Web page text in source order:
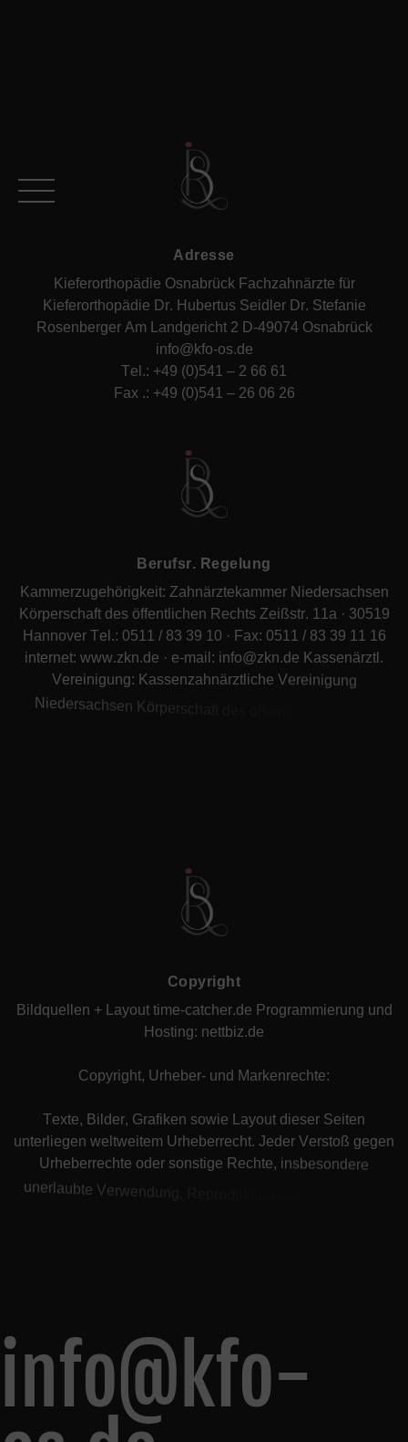
Ad resse
Kieferorthopäd ie Osnabrück Fac hza hnärzte für
Kieferorthopäd ie Dr. H ubertus Seid er Dr. Stefanie
Rosenberger Am and geric ht 2 D-49074 Osnabrück
info@kfo-os.d e
Te .: +49 (0)541 – 2 66 61
Fax .: +49 (0)541 – 26 06 26
Berufsr. Rege ung
Kammerzuge hörigkeit: Za hnärztekammer N ied ersac hsen
Körpersc haft d es öffentl ic hen Rec hts Zeißstr. 1 1 a · 3051 9
H annover Te .: 051 1 / 83 39 1 0 · Fax: 051 1 / 83 39 1 1 1 6
internet: www.zkn.d e · e-mai : info@zkn.d e Kassenärzt .
Vereinigung: Kassenza hnärztl ic he Vereinigung
Niedersachsen K ör p
Copyrig ht
Bi d que en + ayout time-catc her.d e Programmierung und
H osting: nettbiz.d e
Copyrig ht, Urheber- und Markenrec hte:
Texte, Bi d er, Grafiken sowie ayout d ieser Seiten
unter iegen we tweitem Urheberrec ht. Jed er Verstoß gegen
Urheberrec hte od er sonstige Rec hte, insbesondere
unerl aubte Verw e
info@kfo-